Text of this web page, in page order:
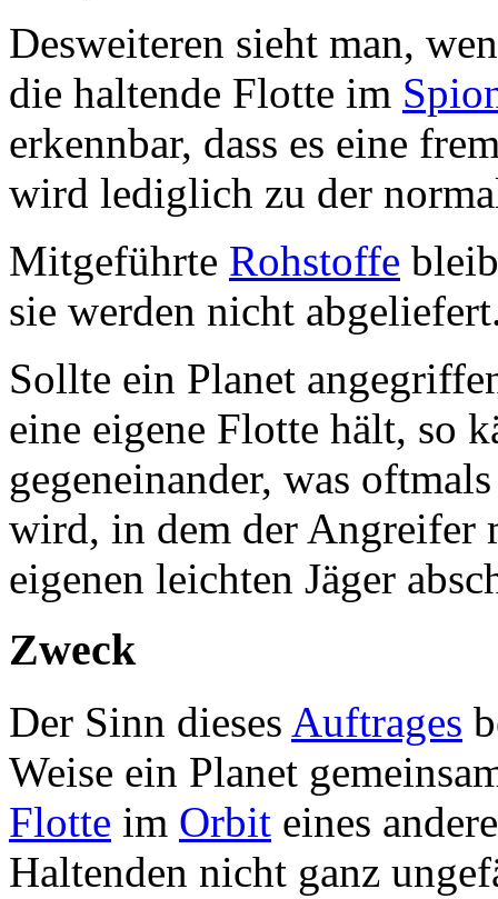
Desweiteren sieht man,
die haltende Flotte im
erkennbar, dass es eine
wird lediglich zu der
Mitgeführte Rohstoffe
sie werden nicht
Sollte ein Planet
eine eigene Flotte hält, so
gegeneinander, was
wird, in dem der Angreifer
eigenen leichten Jäger
Zweck
Der Sinn dieses Auftrages
Weise ein Planet
Flotte im Orbit eines
Haltenden nicht ganz